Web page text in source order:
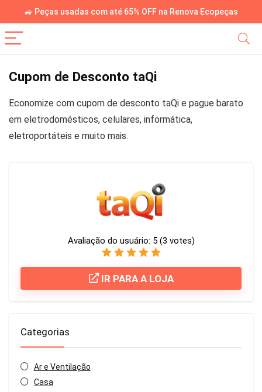
🚙 Peças usadas com até 65% OFF na Renova Ecopeças
Cupom de Desconto taQi
Economize com cupom de desconto taQi e pague barato
em eletrodomésticos, celulares, informática,
eletroportáteis e muito mais.
Avaliação do usuário: 5 (3 votes)
IR PARA A LOJA
Categorias
Ar e Ventilação
Casa